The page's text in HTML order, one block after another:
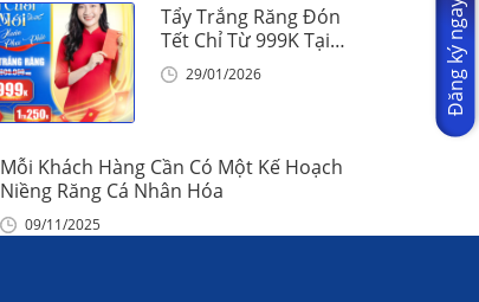
Tẩy Trắng Răng Đón
Tết Chỉ Từ 999K Tại
Nha Khoa Vinalign
29/01/2026
Mỗi Khách Hàng Cần Có Một Kế Hoạch
Niềng Răng Cá Nhân Hóa
09/11/2025
Đăng ký ngay